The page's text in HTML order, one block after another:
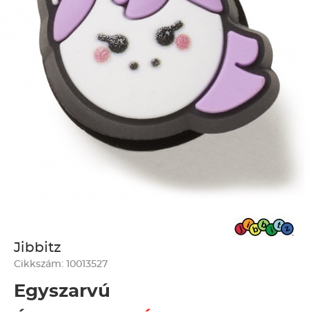
Jibbitz
Cikkszám: 10013527
Egyszarvú